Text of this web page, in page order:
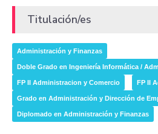
Titulación/es
Administración y Finanzas
Doble Grado en Ingeniería Informática /
FP II Administracion y Comercio FP II
Grado en Administración y Dirección de
Diplomado en Administración y Finanzas